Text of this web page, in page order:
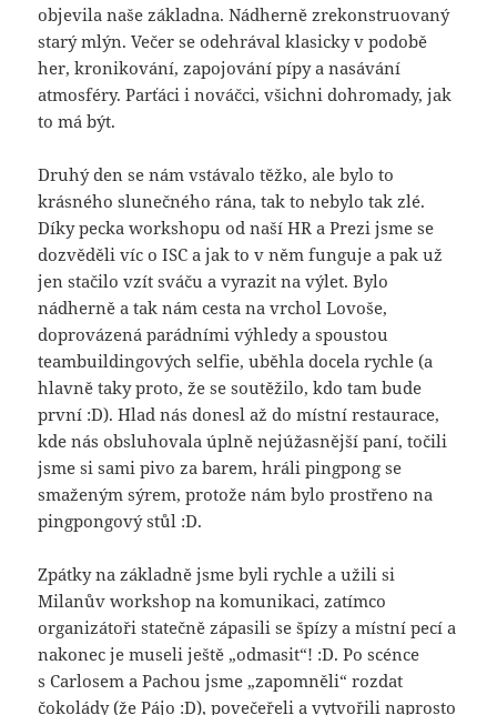
objevila naše základna. Nádherně zrekonstruovaný
starý mlýn. Večer se odehrával klasicky v podobě
her, kronikování, zapojování pípy a nasávání
atmosféry. Parťáci i nováčci, všichni dohromady, jak
to má být.
Druhý den se nám vstávalo těžko, ale bylo to
krásného slunečného rána, tak to nebylo tak zlé.
Díky pecka workshopu od naší HR a Prezi jsme se
dozvěděli víc o ISC a jak to v něm funguje a pak už
jen stačilo vzít sváču a vyrazit na výlet. Bylo
nádherně a tak nám cesta na vrchol Lovoše,
doprovázená parádními výhledy a spoustou
teambuildingových selfie, uběhla docela rychle (a
hlavně taky proto, že se soutěžilo, kdo tam bude
první :D). Hlad nás donesl až do místní restaurace,
kde nás obsluhovala úplně nejúžasnější paní, točili
jsme si sami pivo za barem, hráli pingpong se
smaženým sýrem, protože nám bylo prostřeno na
pingpongový stůl :D.
Zpátky na základně jsme byli rychle a užili si
Milanův workshop na komunikaci, zatímco
organizátoři statečně zápasili se špízy a místní pecí a
nakonec je museli ještě „odmasit“! :D. Po scénce
s Carlosem a Pachou jsme „zapomněli“ rozdat
čokolády (že Pájo :D), povečeřeli a vytvořili naprosto